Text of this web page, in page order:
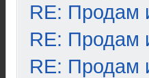
RE: Продам
RE: Продам
RE: Продам